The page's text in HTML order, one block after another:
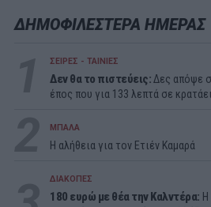
ΔΗΜΟΦΙΛΕΣΤΕΡΑ ΗΜΕΡΑΣ
ΣΕΙΡΕΣ - ΤΑΙΝΙΕΣ
Δεν θα το πιστεύεις:Δες απόψε
έπος που για 133 λεπτά σε
ΜΠΑΛΑ
Η αλήθεια για τον Ετιέν Καμαρά
ΔΙΑΚΟΠΕΣ
180 ευρώ με θέα την Καλντέρα: